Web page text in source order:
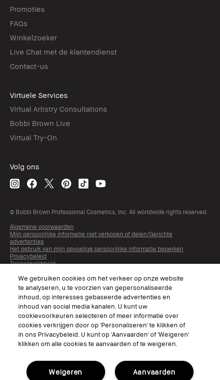
Promoties
FAQs
Winkelzoeker
Live Chat met de klantendienst
Contact-us
Virtuele Services
Virtual Artistry Consultations
Bobbi Brown Live
Virtual Try-On
Volg ons
© Bobbi Brown Professional Cosmetics, Inc. All worldwide rights reserved.
Algemene voorwaarden
Mijn persoonlijke informatie niet verkopen of delen/Gerichte
advertenties
Het gebruik van mijn gevoelige persoonlijke informatie beperken
Privacybeleid
Toegankelijkheid
We gebruiken cookies om het verkeer op onze website
te analyseren, u te voorzien van gepersonaliseerde
inhoud, op interesses gebaseerde advertenties en
inhoud van social media kanalen. U kunt uw
cookievoorkeuren selecteren of meer informatie over
cookies verkrijgen door op 'Personaliseren' te klikken of
in ons Privacybeleid. U kunt op 'Aanvaarden' of 'Weigeren'
klikken om alle cookies te aanvaarden of te weigeren.
Aanvaarden
Weigeren